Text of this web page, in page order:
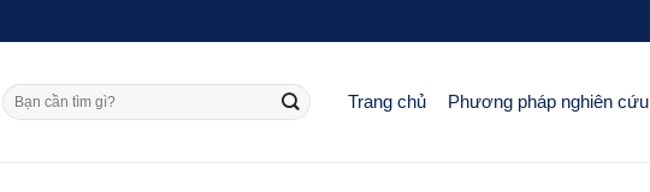
Trang chủ Phương pháp nghiên cứu